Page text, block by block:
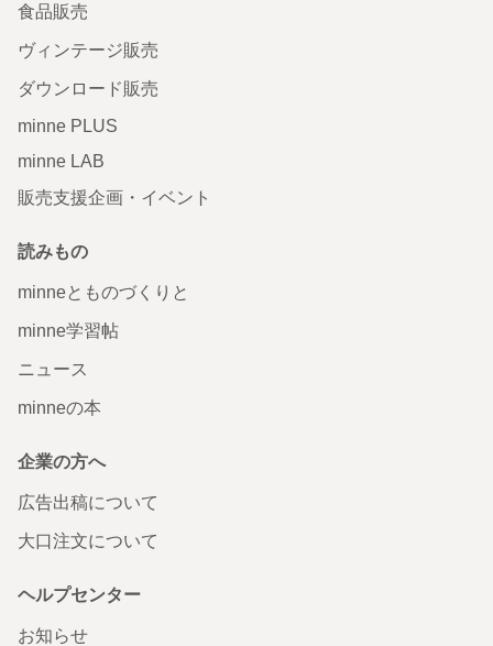
食品販売
ヴィンテージ販売
ダウンロード販売
minne PLUS
minne LAB
販売支援企画・イベント
読みもの
minneとものづくりと
minne学習帖
ニュース
minneの本
企業の方へ
広告出稿について
大口注文について
ヘルプセンター
お知らせ